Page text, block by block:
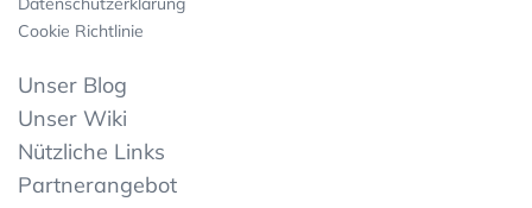
Cookie Richtlinie
Unser Blog
Unser Wiki
Nützliche Links
Partnerangebot